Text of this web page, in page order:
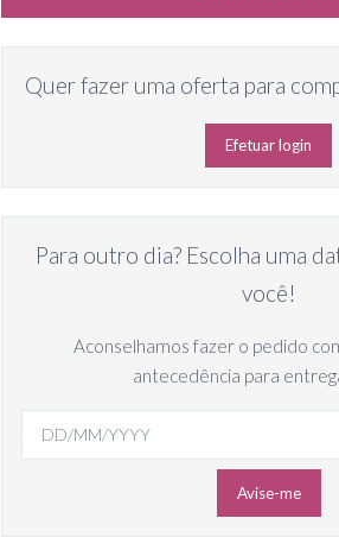
Quer fazer uma oferta para
Efetuar login
Para outro dia? Escolha uma
você!
Aconselhamos fazer o pedido
antecedência para
Avise-me